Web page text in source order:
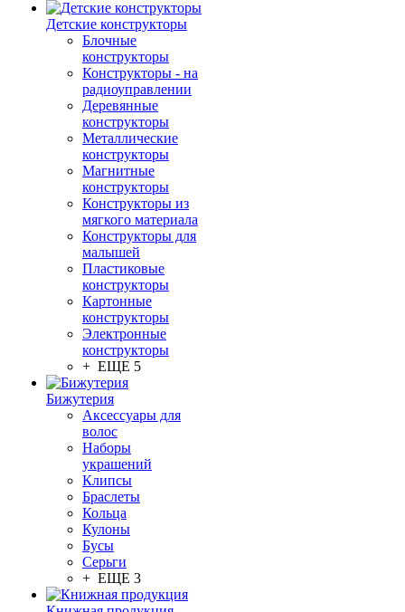
Детские конструкторы
Блочные
конструкторы
Конструкторы - на
радиоуправлении
Деревянные
конструкторы
Металлические
конструкторы
Магнитные
конструкторы
Конструкторы из
мягкого материала
Конструкторы для
малышей
Пластиковые
конструкторы
Картонные
конструкторы
Электронные
конструкторы
+ ЕЩЕ 5
Бижутерия
Аксессуары для
волос
Наборы
украшений
Клипсы
Браслеты
Кольца
Кулоны
Бусы
Серьги
+ ЕЩЕ 3